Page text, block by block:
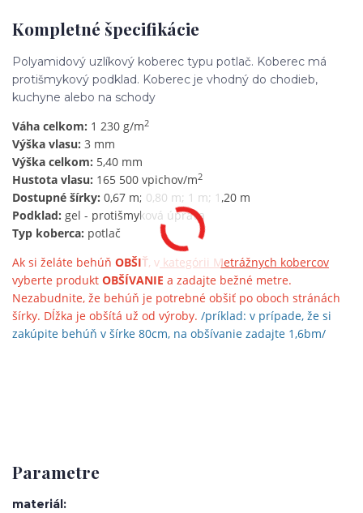
Kompletné špecifikácie
Polyamidový uzlíkový koberec typu potlač. Koberec má
protišmykový podklad. Koberec je vhodný do chodieb,
kuchyne alebo na schody
Váha celkom: 1 230 g/m2
Výška vlasu: 3 mm
Výška celkom: 5,40 mm
Hustota vlasu: 165 500 vpichov/m2
Dostupné šírky: 0,67 m; 0,80 m; 1 m; 1,20 m
Podklad: gel - protišmyková úprava
Typ koberca: potlač
Ak si želáte behúň OBŠIŤ, v kategórii Metrážnych kobercov
vyberte produkt OBŠÍVANIE a zadajte bežné metre.
Nezabudnite, že behúň je potrebné obšiť po oboch stránách
šírky. Dĺžka je obšítá už od výroby. /príklad: v prípade, že si
zakúpite behúň v šírke 80cm, na obšívanie zadajte 1,6bm/
Parametre
materiál